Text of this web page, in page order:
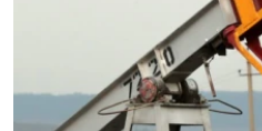
ПОБЕДИТЕЛЕЙ НЕ СУДЯТ?
КРЫМ.НЕПОКОРЕННЫЙ
ELIFBE